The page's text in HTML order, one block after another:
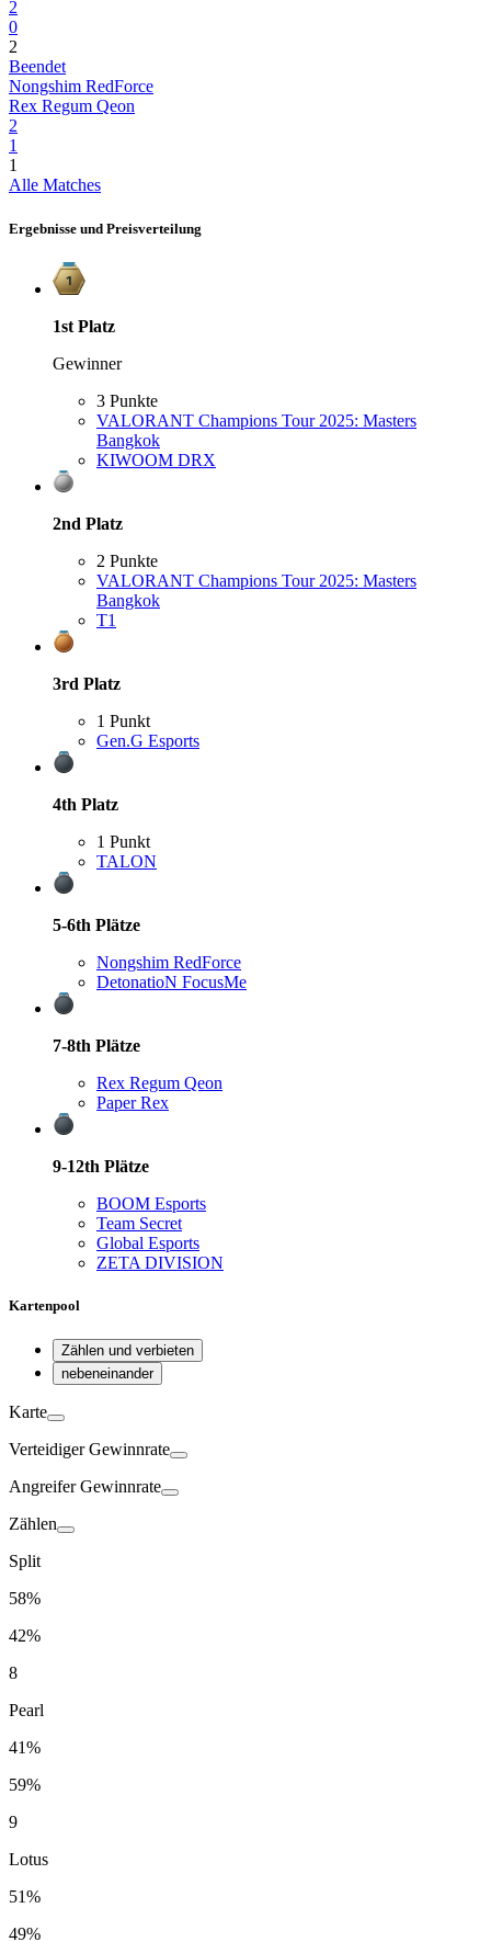
2
0
2
Beendet
Nongshim RedForce
Rex Regum Qeon
2
1
1
Alle Matches
Ergebnisse und Preisverteilung
1st Platz
Gewinner
3 Punkte
VALORANT Champions Tour 2025: Masters
Bangkok
KIWOOM DRX
2nd Platz
2 Punkte
VALORANT Champions Tour 2025: Masters
Bangkok
T1
3rd Platz
1 Punkt
Gen.G Esports
4th Platz
1 Punkt
TALON
5-6th Plätze
Nongshim RedForce
DetonatioN FocusMe
7-8th Plätze
Rex Regum Qeon
Paper Rex
9-12th Plätze
BOOM Esports
Team Secret
Global Esports
ZETA DIVISION
Kartenpool
Zählen und verbieten
nebeneinander
Karte
VerteidigerGewinnrate
AngreiferGewinnrate
Zählen
Split
58%
42%
8
Pearl
41%
59%
9
Lotus
51%
49%